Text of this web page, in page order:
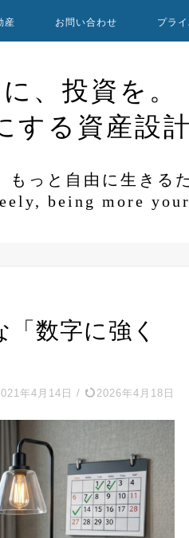
産 お問い合わせ プラ
、投資を。
する資産設計
もっと自由に生きる
being more
数字に強く
年4月14日 / 2026年4月18日